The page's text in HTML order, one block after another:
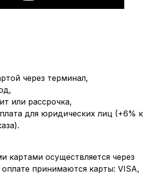
через терминал,
или рассрочка,
для юридических лиц (+6% к
картами осуществляется через
принимаются карты: VISA,